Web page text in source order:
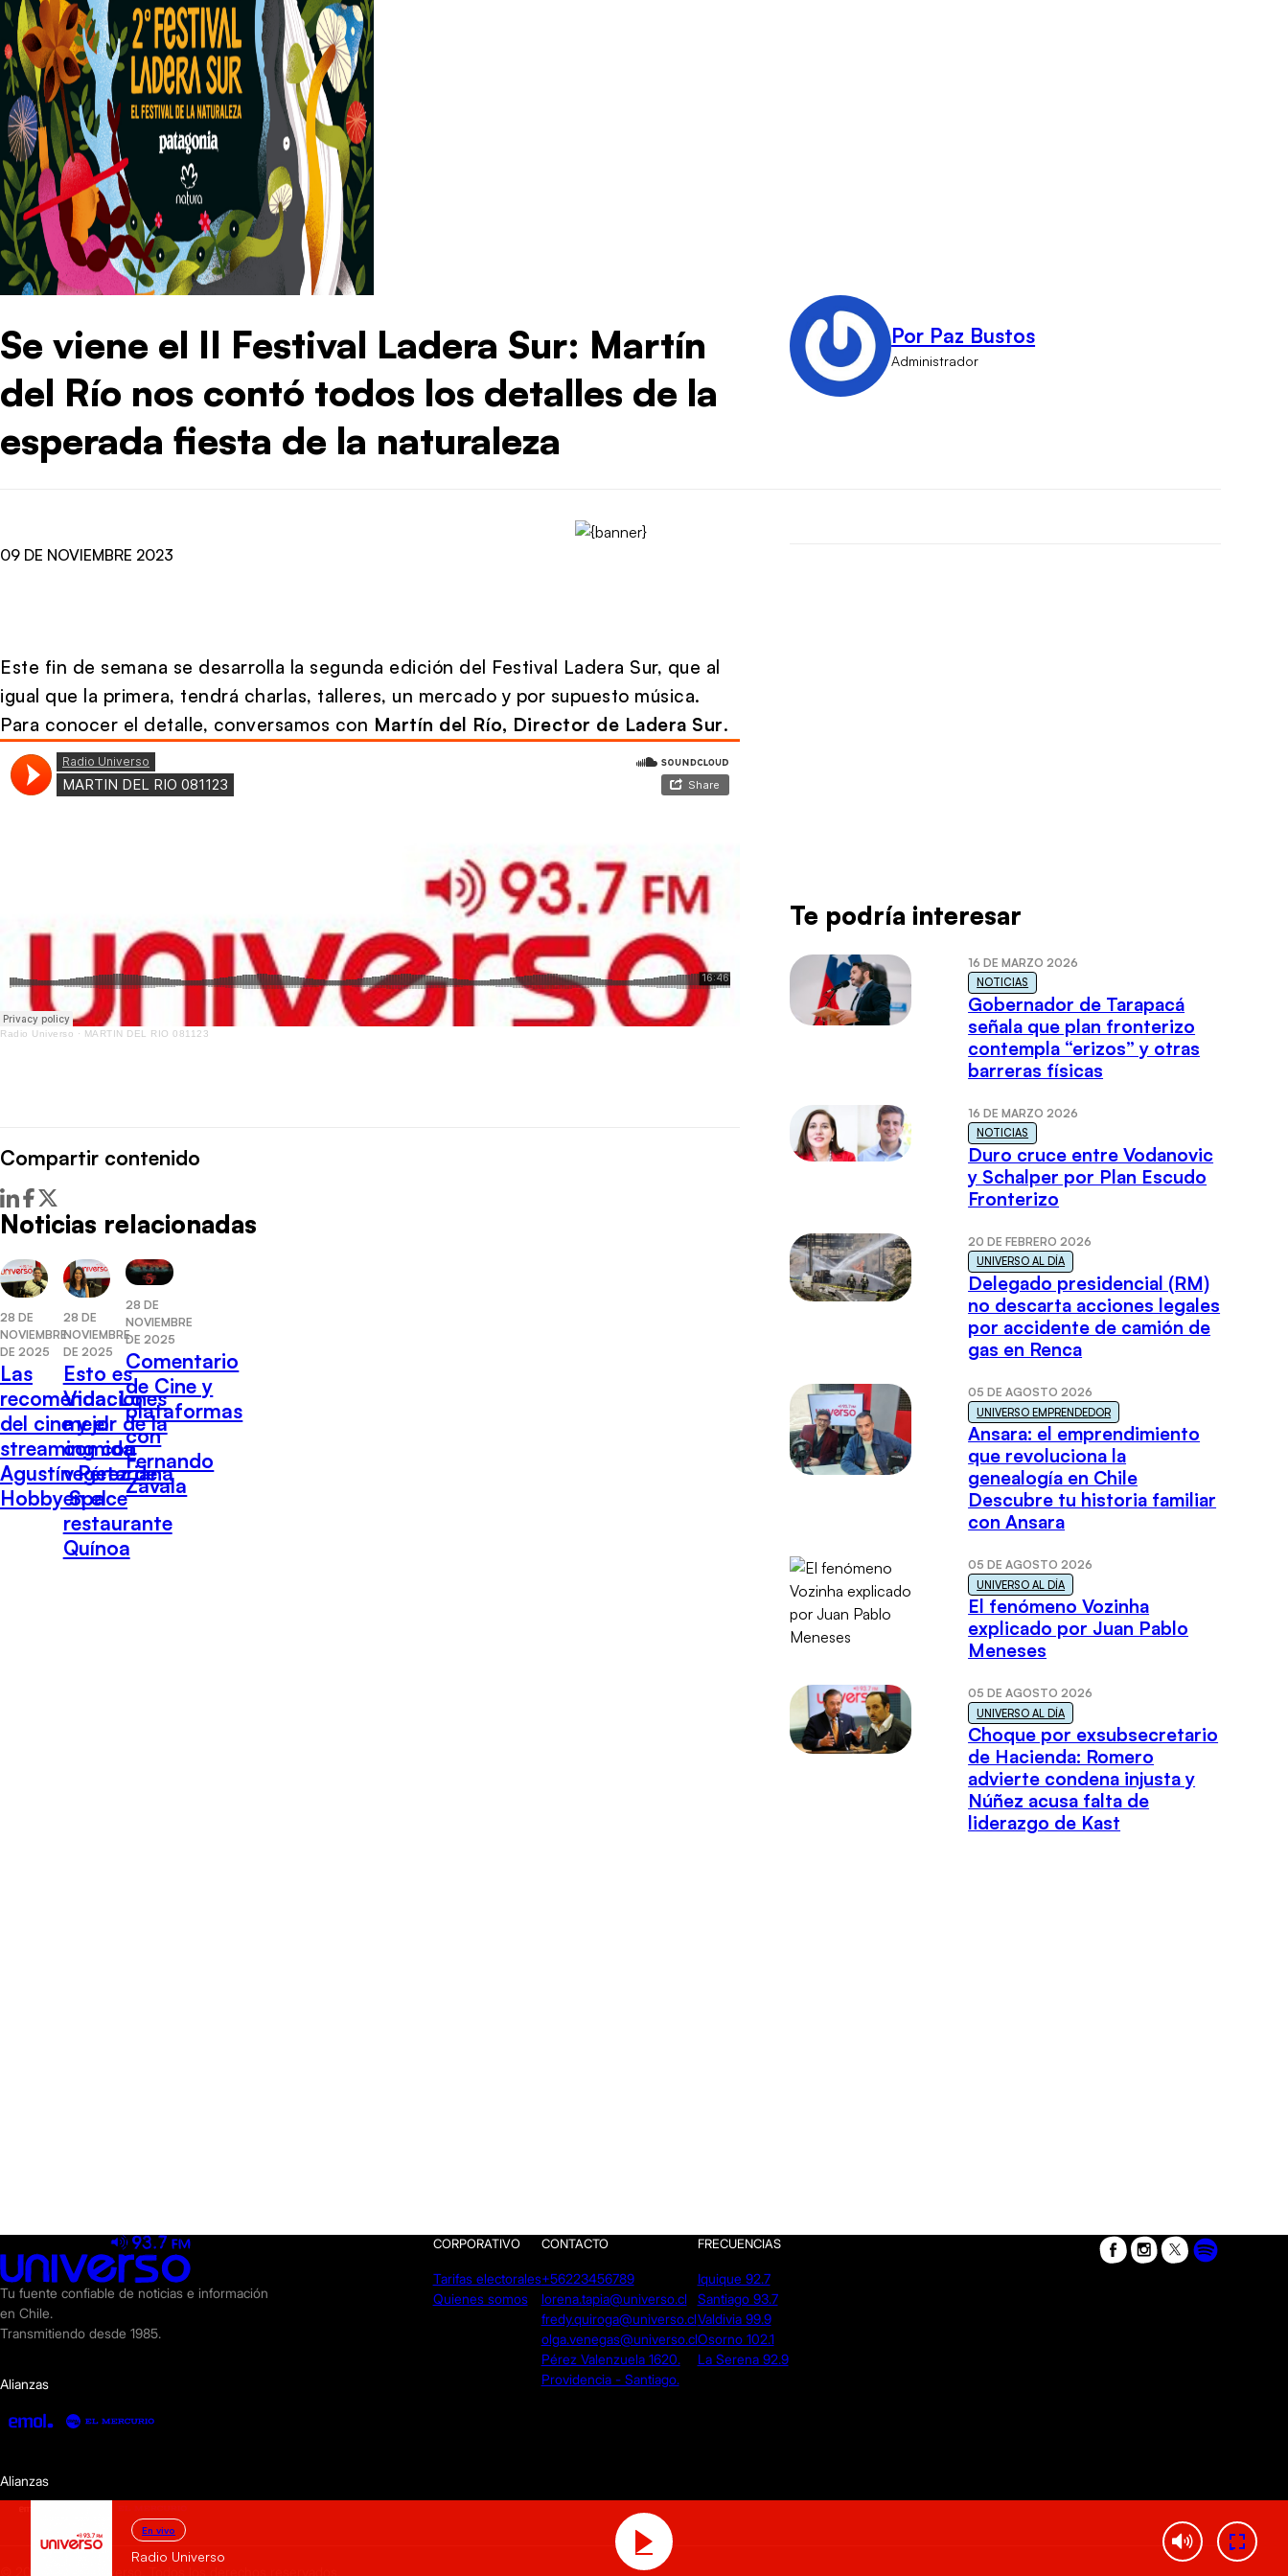
Se viene el II Festival Ladera Sur: Martín
del Río nos contó todos los detalles de la
esperada fiesta de la naturaleza
Por Paz Bustos
Administrador
09 DE NOVIEMBRE 2023
Este fin de semana se desarrolla la segunda edición del Festival Ladera Sur, que al
igual que la primera, tendrá charlas, talleres, un mercado y por supuesto música.
Para conocer el detalle, conversamos con Martín del Río, Director de Ladera Sur.
Radio Universo · MARTIN DEL RIO 081123
Compartir contenido
Noticias relacionadas
28 DE
NOVIEMBRE
DE 2025
Las
recomendaciones
del cine y el
streaming con
Agustín Pérez de
Hobby Space
28 DE
NOVIEMBRE
DE 2025
Esto es
Vida: Lo
mejor de la
comida
vegetariana
en el
restaurante
Quínoa
28 DE
NOVIEMBRE
DE 2025
Comentario
de Cine y
plataformas
con
Fernando
Zavala
Te podría interesar
16 DE MARZO 2026
NOTICIAS
Gobernador de Tarapacá
señala que plan fronterizo
contempla “erizos” y otras
barreras físicas
16 DE MARZO 2026
NOTICIAS
Duro cruce entre Vodanovic
y Schalper por Plan Escudo
Fronterizo
20 DE FEBRERO 2026
UNIVERSO AL DÍA
Delegado presidencial (RM)
no descarta acciones legales
por accidente de camión de
gas en Renca
05 DE AGOSTO 2026
UNIVERSO EMPRENDEDOR
Ansara: el emprendimiento
que revoluciona la
genealogía en Chile
Descubre tu historia familiar
con Ansara
05 DE AGOSTO 2026
UNIVERSO AL DÍA
El fenómeno Vozinha
explicado por Juan Pablo
Meneses
05 DE AGOSTO 2026
UNIVERSO AL DÍA
Choque por exsubsecretario
de Hacienda: Romero
advierte condena injusta y
Núñez acusa falta de
liderazgo de Kast
En vivo
Radio Universo
Tu fuente confiable de noticias e información
en Chile.
Transmitiendo desde 1985.
Alianzas
CORPORATIVO
Tarifas electorales
Quienes somos
CONTACTO
+56223456789
lorena.tapia@universo.cl
fredy.quiroga@universo.cl
olga.venegas@universo.cl
Pérez Valenzuela 1620.
Providencia - Santiago.
FRECUENCIAS
Iquique 92.7
Santiago 93.7
Valdivia 99.9
Osorno 102.1
La Serena 92.9
Alianzas